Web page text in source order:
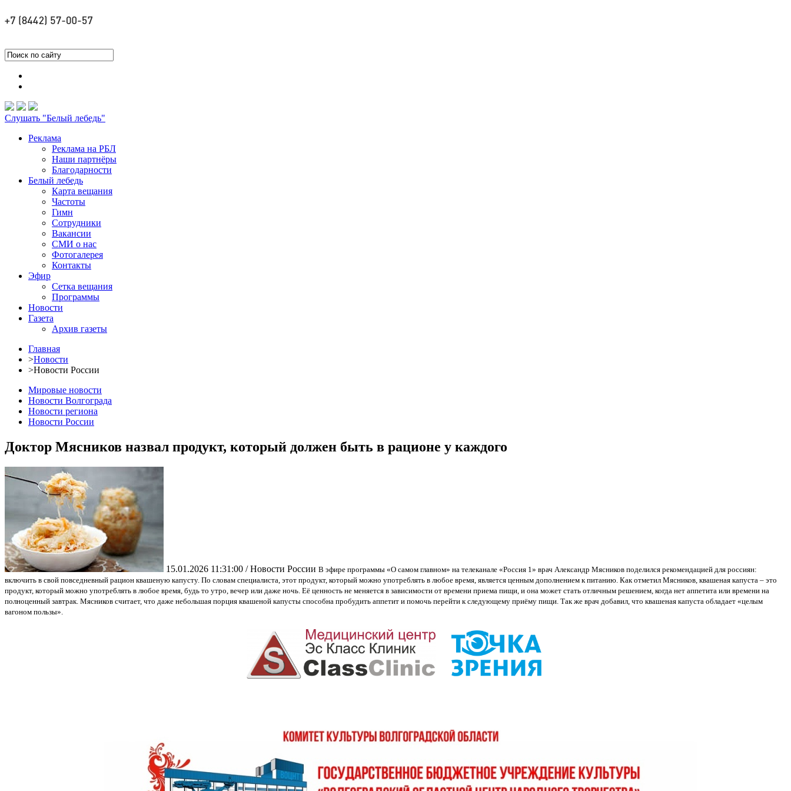
Слушать "Белый лебедь"
Реклама
Реклама на РБЛ
Наши партнёры
Благодарности
Белый лебедь
Карта вещания
Частоты
Гимн
Сотрудники
Вакансии
СМИ о нас
Фотогалерея
Контакты
Эфир
Сетка вещания
Программы
Новости
Газета
Архив газеты
Главная
>Новости
>Новости России
Мировые новости
Новости Волгограда
Новости региона
Новости России
Доктор Мясников назвал продукт, который должен быть в рационе у каждого
15.01.2026 11:31:00 / Новости России В эфире программы «О самом главном» на телеканале «Россия 1» врач Александр Мясников поделился рекомендацией для россиян:
включить в свой повседневный рацион квашеную капусту. По словам специалиста, этот продукт, который можно употреблять в любое время, является ценным дополнением к питанию. Как отметил Мясников, квашеная капуста – это
продукт, который можно употреблять в любое время, будь то утро, вечер или даже ночь. Её ценность не меняется в зависимости от времени приема пищи, и она может стать отличным решением, когда нет аппетита или времени на
полноценный завтрак. Мясников считает, что даже небольшая порция квашеной капусты способна пробудить аппетит и помочь перейти к следующему приёму пищи. Так же врач добавил, что квашеная капуста обладает «целым
вагоном пользы».